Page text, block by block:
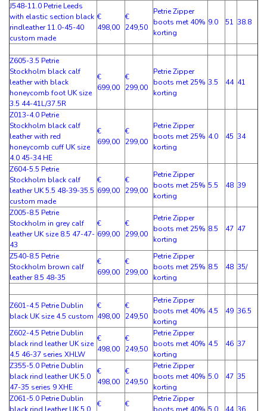
J548-11.0 Petrie Leeds
with elastic section black
rindleather 11.0-45-40
custom made
€
498,00
€
249,50
Petrie Zipper
boots met 40%
korting
9.0 51 38.8
Z605-3.5 Petrie
Stockholm black calf
leather with black
honeycomb foot UK size
3.5 44-41L/37.5R
€
699,00
€
299,00
Petrie Zipper
boots met 25%
korting
3.5 44 41
Z013-4.0 Petrie
Stockholm black calf
leather with red
honeycomb cuff UK size
4.0 45-34 HE
€
699,00
€
299,00
Petrie Zipper
boots met 25%
korting
4.0 45 34
Z604-5.5 Petrie
Stockholm black calf
leather UK 5.5 48-39-35.5
custom made
€
699,00
€
299,00
Petrie Zipper
boots met 25%
korting
5.5 48 39
Z005-8.5 Petrie
Stockholm in grey calf
leather UK size 8.5 47-47-
43
€
699,00
€
299,00
Petrie Zipper
boots met 25%
korting
8.5 47 47
Z540-8.5 Petrie
Stockholm brown calf
leather 8.5 48-35
€
699,00
€
299,00
Petrie Zipper
boots met 25%
korting
8.5 48 35/
Z601-4.5 Petrie Dublin
black UK size 4.5 custom
€
498,00
€
249,50
Petrie Zipper
boots met 40%
korting
4.5 49 36.5
Z602-4.5 Petrie Dublin
black rind leather UK size
4.5 46-37 series XHLW
€
498,00
€
249,50
Petrie Zipper
boots met 40%
korting
4.5 46 37
Z355-5.0 Petrie Dublin
black rind leather UK 5.0
47-35 series 9 XHE
€
498,00
€
249,50
Petrie Zipper
boots met 40%
korting
5.0 47 35
Z061-5.0 Petrie Dublin
black rind leather UK 5.0
€
€
Petrie Zipper
boots met 40% 5.0 44 36